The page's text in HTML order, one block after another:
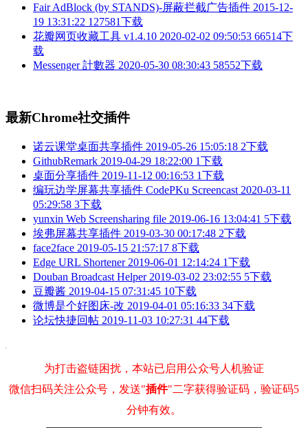
Fair AdBlock (by STANDS)-屏蔽拦截广告插件 2015-12-
19 13:31:22 127581下载
花瓣网页收藏工具 v1.4.10 2020-02-02 09:50:53 66514下
载
Messenger 計數器 2020-05-30 08:30:43 58552下载
最新Chrome社交插件
诺云课堂桌面共享插件 2019-05-26 15:05:18 2下载
GithubRemark 2019-04-29 18:22:00 1下载
桌面分享插件 2019-11-12 00:16:53 1下载
编玩边学屏幕共享插件 CodePKu Screencast 2020-03-11
05:29:58 3下载
yunxin Web Screensharing file 2019-06-16 13:04:41 5下载
埃弗屏幕共享插件 2019-03-30 00:17:48 2下载
face2face 2019-05-15 21:57:17 8下载
Edge URL Shortener 2019-06-01 12:14:24 1下载
Douban Broadcast Helper 2019-03-02 23:02:55 5下载
豆瓣酱 2019-04-15 07:31:45 10下载
微博是个好图床-改 2019-04-01 05:16:33 34下载
论坛快捷回帖 2019-11-03 10:27:31 44下载
为打击盗链困扰，本站已启用公众号人机验证
微信扫码关注公众号，发送"插件"二字获得验证码，验证码5
分钟有效。